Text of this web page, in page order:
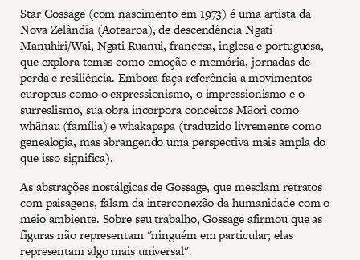
Star Gossage (com nascimento em 1973) é uma artista da
Nova Zelândia (Aotearoa), de descendência Ngati
Manuhiri/Wai, Ngati Ruanui, francesa, inglesa e portuguesa,
que explora temas como emoção e memória, jornadas de
perda e resiliência. Embora faça referência a movimentos
europeus como o expressionismo, o impressionismo e o
surrealismo, sua obra incorpora conceitos Māori como
whānau (família) e whakapapa (traduzido livremente como
genealogia, mas abrangendo uma perspectiva mais ampla do
que isso significa).
As abstrações nostálgicas de Gossage, que mesclam retratos
com paisagens, falam da interconexão da humanidade com o
meio ambiente. Sobre seu trabalho, Gossage afirmou que as
figuras não representam "ninguém em particular; elas
representam algo mais universal".